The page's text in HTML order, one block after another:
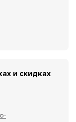
и скидках